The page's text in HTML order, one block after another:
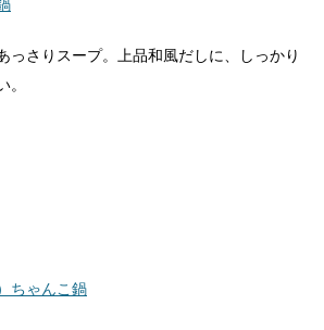
っさりスープ。上品和風だしに、しっかり
。
ちゃんこ鍋